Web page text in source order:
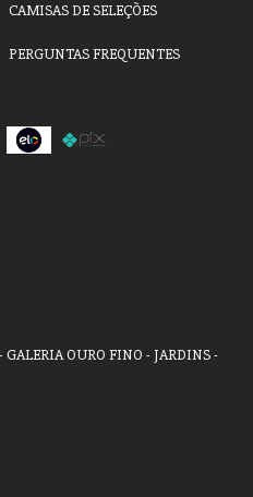
CAMISAS DE SELEÇÕES
PERGUNTAS FREQUENTES
GALERIA OURO FINO - JARDINS -